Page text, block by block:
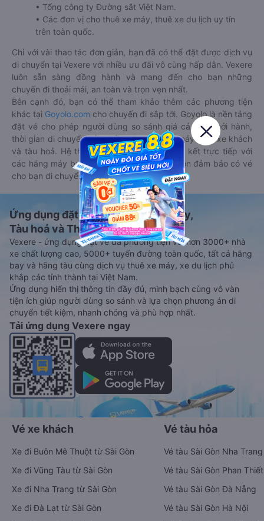
• Tổng công ty Đường sắt Việt Nam.
• Các đơn vị cho thuê xe máy, thuê xe du lịch uy tín
trên toàn quốc.
Chỉ với vài thao tác đơn giản, bạn đã có thể đặt được dịch vụ
di chuyển tại Vexere với nhiều ưu đãi vô cùng hấp dẫn. Vexere
luôn sẵn sàng đồng hành và mang đến cho bạn những
chuyến đi thoải mái, an toàn và trọn vẹn nhất.
Bên cạnh đó, bạn có thể tham khảo thêm các phương tiện
khác tại Goyolo.com cho chuyến đi sắp tới. Goyolo là nền tảng
đặt vé cho phép người dùng so sánh giá cả, giờ khởi hành,
thời gian di chuyển của nhiều phương tiện máy bay, xe khách
và tàu hoả. Hệ thống của Goyolo được liên kết trực tiếp với
các hãng máy bay, xe khách và tàu hoả, luôn đảm bảo có vé
cho bạn di chuyển.
Ứng dụng đặt vé Xe khách, Máy bay,
Tàu hoả và Thuê xe
Vexere - ứng dụng đặt vé đa phương tiện với hơn 3000+ nhà
xe chất lượng cao, 5000+ tuyến đường toàn quốc, tất cả hãng
bay và hãng tàu cùng dịch vụ thuê xe máy, xe du lịch phủ
khắp các tỉnh thành tại Việt Nam.
Ứng dụng hiển thị thông tin đầy đủ, minh bạch cùng vô vàn
tiện ích giúp người dùng so sánh và lựa chọn phương án di
chuyển tiết kiệm, nhanh chóng và phù hợp nhất.
Tải ứng dụng Vexere ngay
Vé xe khách
Xe đi Buôn Mê Thuột từ Sài Gòn
Xe đi Vũng Tàu từ Sài Gòn
Xe đi Nha Trang từ Sài Gòn
Xe đi Đà Lạt từ Sài Gòn
Vé tàu hỏa
Vé tàu Sài Gòn Nha Trang
Vé tàu Sài Gòn Phan Thiết
Vé tàu Sài Gòn Đà Nẵng
Vé tàu Sài Gòn Hà Nội